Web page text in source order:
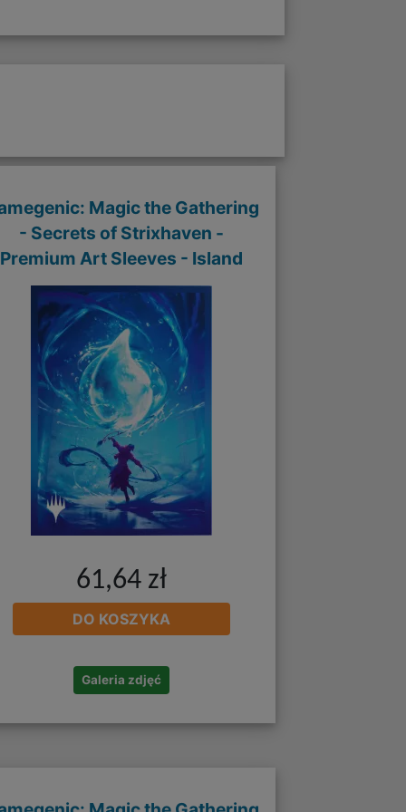
Magic the Gathering
- Secrets of Strixhaven -
Premium Art Sleeves - Island
61,64 zł
DO KOSZYKA
Galeria zdjęć